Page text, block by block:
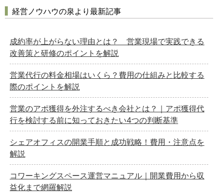
経営ノウハウの泉より最新記事
成約率が上がらない理由とは？ 営業現場で実践できる
改善策と研修のポイントを解説
営業代行の料金相場はいくら？費用の仕組みと比較する
際のポイントを解説
営業のアポ獲得を外注するべき会社とは？｜アポ獲得代
行を検討する前に知っておきたい4つの判断基準
シェアオフィスの開業手順と成功戦略！費用・注意点を
解説
コワーキングスペース運営マニュアル｜開業費用から収
益化まで網羅解説